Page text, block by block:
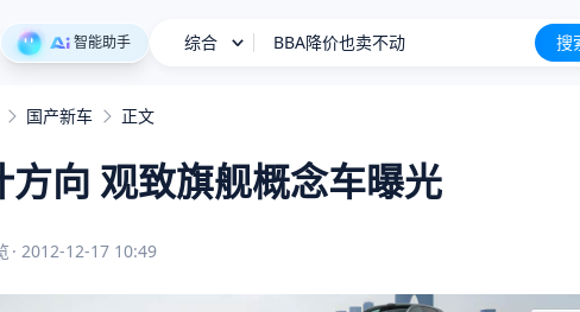
智能助手 综合 长城H10
BBA降价也卖不动
搜
国产新车 正文
向 观致旗舰概念车曝光
· 2012-12-17 10:49